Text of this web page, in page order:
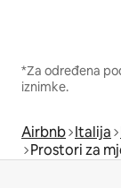
*Za određena
iznimke.
Airbnb Italija
Prostori za